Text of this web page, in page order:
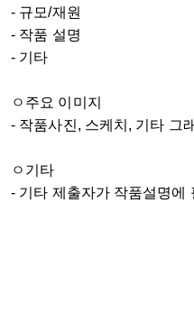
- 규모/재원
- 작품 설명
- 기타
ㅇ주요 이미지
- 작품사진, 스케치, 기타 그
ㅇ기타
- 기타 제출자가 작품설명에